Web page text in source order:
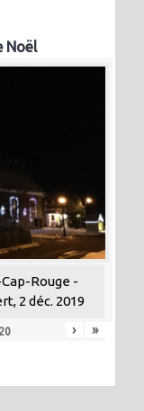
Noël
Rouge -
2 déc. 2019
20 › »